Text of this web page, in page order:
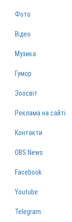
Фото
Відео
Музика
Гумор
Зоосвіт
Реклама на сайті
Контакти
OBS News
Facebook
Youtube
Telegram